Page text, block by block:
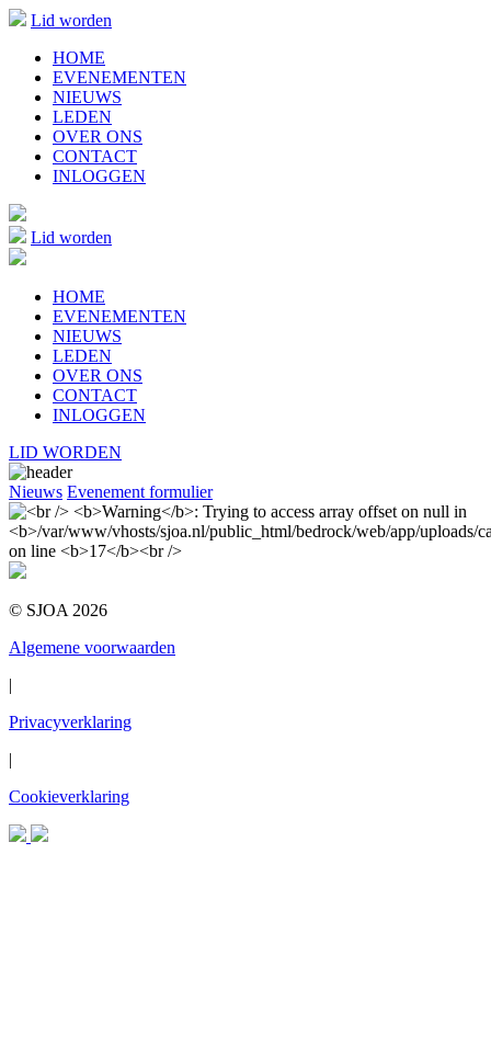
Lid worden
HOME
EVENEMENTEN
NIEUWS
LEDEN
OVER ONS
CONTACT
INLOGGEN
Lid worden
HOME
EVENEMENTEN
NIEUWS
LEDEN
OVER ONS
CONTACT
INLOGGEN
LID WORDEN
Nieuws Evenement formulier
© SJOA 2026
Algemene voorwaarden
|
Privacyverklaring
|
Cookieverklaring